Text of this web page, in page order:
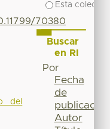
70380
del
Esta
Buscar
en RI
Por
Fecha
de
publicación
Autor